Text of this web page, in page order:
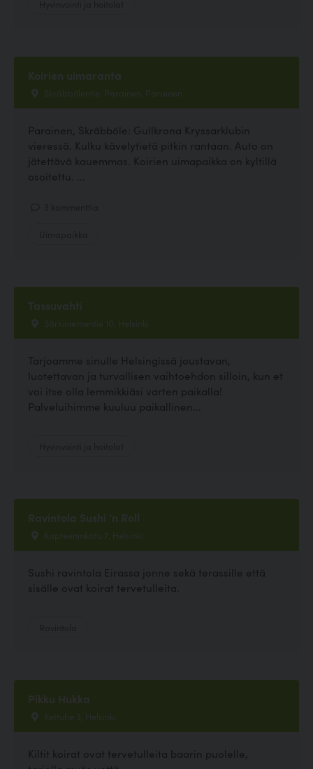
Koirien uimaranta
Skräbbölentie, Parainen, Parainen
Parainen, Skräbböle: Gullkrona Kryssarklubin
vieressä. Kulku kävelytietä pitkin rantaan. Auto on
jätettävä kauemmas. Koirien uimapaikka on kyltillä
osoitettu. ...
Tassuvahti
Särkiniementie 10, Helsinki
Tarjoamme sinulle Helsingissä joustavan,
luotettavan ja turvallisen vaihtoehdon silloin, kun et
voi itse olla lemmikkiäsi varten paikalla!
Palveluihimme kuuluu paikallinen...
Ravintola Sushi 'n Roll
Kapteeninkatu 7, Helsinki
Sushi ravintola Eirassa jonne sekä terassille että
sisälle ovat koirat tervetulleita.
Pikku Hukka
Kettutie 3, Helsinki
Kiltit koirat ovat tervetulleita baarin puolelle,